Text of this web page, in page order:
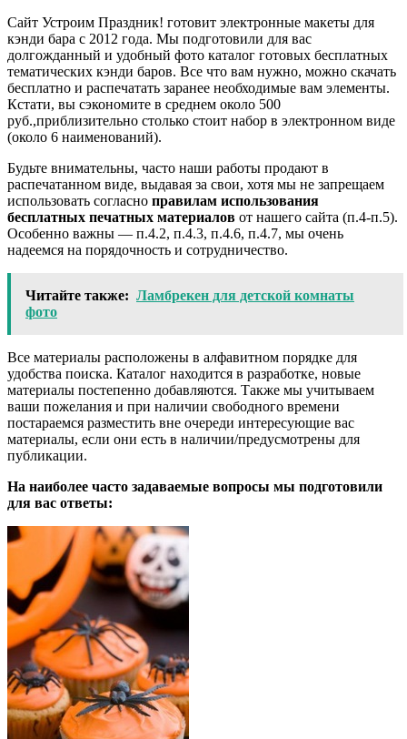
Сайт Устроим Праздник! готовит электронные макеты для
кэнди бара с 2012 года. Мы подготовили для вас
долгожданный и удобный фото каталог готовых бесплатных
тематических кэнди баров. Все что вам нужно, можно скачать
бесплатно и распечатать заранее необходимые вам элементы.
Кстати, вы сэкономите в среднем около 500
руб.,приблизительно столько стоит набор в электронном виде
(около 6 наименований).
Будьте внимательны, часто наши работы продают в
распечатанном виде, выдавая за свои, хотя мы не запрещаем
использовать согласно правилам использования
бесплатных печатных материалов от нашего сайта (п.4-п.5).
Особенно важны — п.4.2, п.4.3, п.4.6, п.4.7, мы очень
надеемся на порядочность и сотрудничество.
Читайте также: Ламбрекен для детской комнаты
фото
Все материалы расположены в алфавитном порядке для
удобства поиска. Каталог находится в разработке, новые
материалы постепенно добавляются. Также мы учитываем
ваши пожелания и при наличии свободного времени
постараемся разместить вне очереди интересующие вас
материалы, если они есть в наличии/предусмотрены для
публикации.
На наиболее часто задаваемые вопросы мы подготовили
для вас ответы: